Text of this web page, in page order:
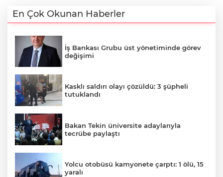
En Çok Okunan Haberler
İş Bankası Grubu üst yönetiminde görev
değişimi
Kasklı saldırı olayı çözüldü: 3 şüpheli
tutuklandı
Bakan Tekin üniversite adaylarıyla
tecrübe paylaştı
Yolcu otobüsü kamyonete çarptı: 1 ölü, 15
yaralı